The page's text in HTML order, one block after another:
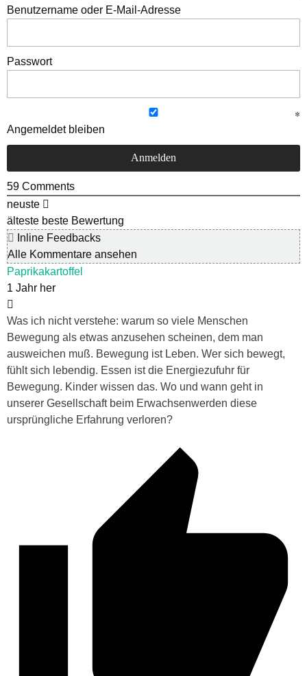
Benutzername oder E-Mail-Adresse
Passwort
Angemeldet bleiben
59 Comments
neuste
älteste beste Bewertung
Inline Feedbacks
Alle Kommentare ansehen
Paprikakartoffel
1 Jahr her
Was ich nicht verstehe: warum so viele Menschen
Bewegung als etwas anzusehen scheinen, dem man
ausweichen muß. Bewegung ist Leben. Wer sich bewegt,
fühlt sich lebendig. Essen ist die Energiezufuhr für
Bewegung. Kinder wissen das. Wo und wann geht in
unserer Gesellschaft beim Erwachsenwerden diese
ursprüngliche Erfahrung verloren?